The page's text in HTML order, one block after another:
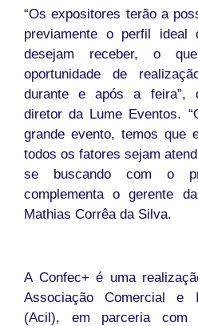
“Os expositores terão a
previamente o perfil ideal
desejam receber, o
oportunidade de
durante e após a feira”,
diretor da Lume Eventos.
grande evento, temos que
todos os fatores sejam
se buscando com o
complementa o gerente
Mathias Corrêa da Silva.
A Confec+ é uma
Associação Comercial e
(Acil), em parceria com